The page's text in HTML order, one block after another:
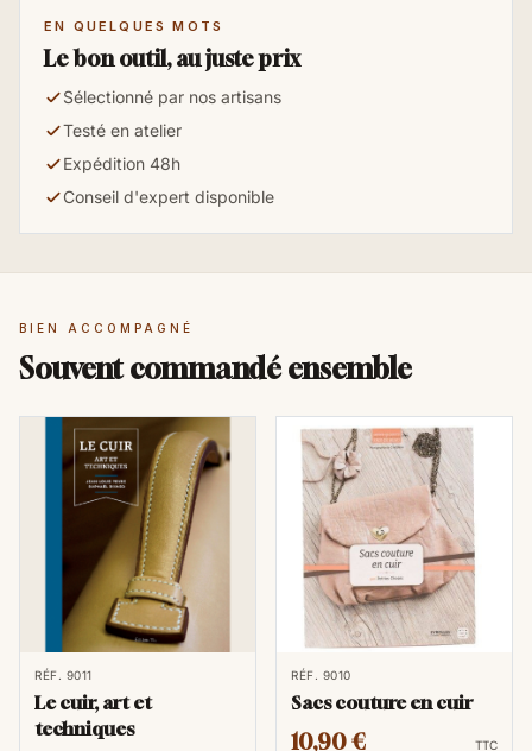
EN QUELQUES MOTS
Le bon outil, au juste prix
Sélectionné par nos artisans
Testé en atelier
Expédition 48h
Conseil d'expert disponible
BIEN ACCOMPAGNÉ
Souvent commandé ensemble
RÉF. 9011
Le cuir, art et
techniques
RÉF. 9010
Sacs couture en cuir
10,90 € TTC